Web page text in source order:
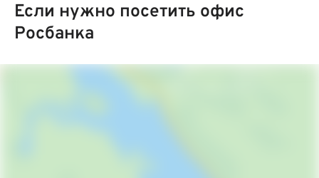
Если нужно посетить офис
Росбанка